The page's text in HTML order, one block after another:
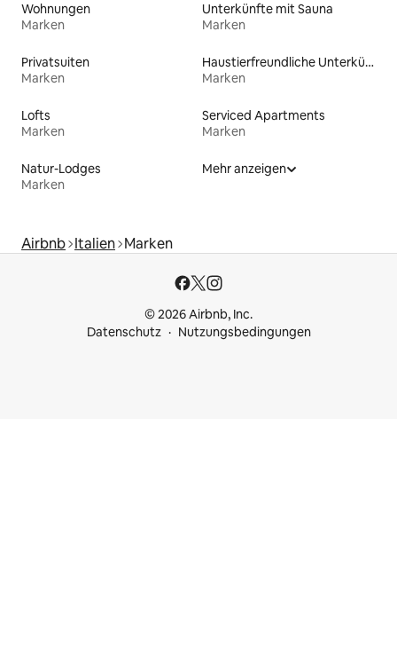
Wohnungen
Marken
Unterkünfte mit Sauna
Marken
Privatsuiten
Marken
Haustierfreundliche Unterkünfte
Marken
Lofts
Marken
Serviced Apartments
Marken
Natur-Lodges
Marken
Mehr anzeigen
Airbnb Italien Marken
© 2026 Airbnb, Inc.
Datenschutz
Nutzungsbedingungen